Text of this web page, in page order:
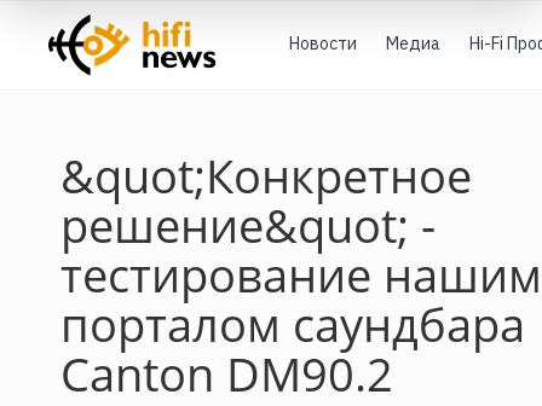
Новости Медиа Hi-Fi
&quot;Конкретное
решение&quot; -
тестирование нашим
порталом саундбара
Canton DM90.2